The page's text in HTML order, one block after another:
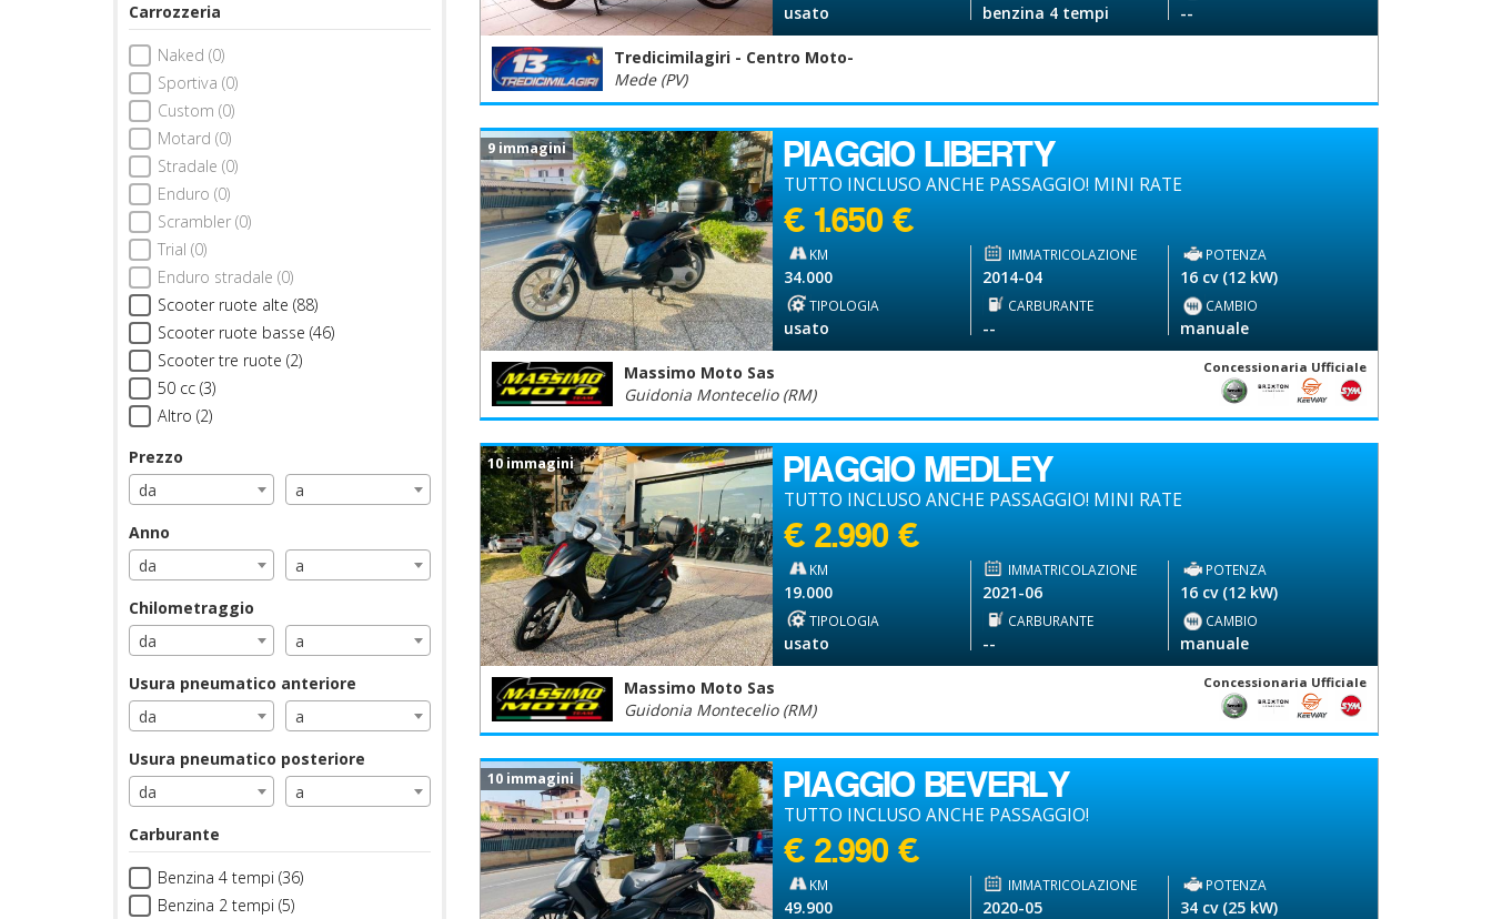
Carrozzeria
Naked (0)
Sportiva (0)
Custom (0)
Motard (0)
Stradale (0)
Enduro (0)
Scrambler (0)
Trial (0)
Enduro stradale (0)
Scooter ruote alte (88)
Scooter ruote basse (46)
Scooter tre ruote (2)
50 cc (3)
Altro (2)
Prezzo
da
a
Anno
da
a
Chilometraggio
da
a
Usura pneumatico anteriore
da
a
Usura pneumatico posteriore
da
a
Carburante
Benzina 4 tempi (36)
Benzina 2 tempi (5)
usato benzina 4 tempi --
Tredicimilagiri - Centro Moto-
Mede (PV)
9 immagini PIAGGIO LIBERTY
TUTTO INCLUSO ANCHE PASSAGGIO! MINI RATE
€ 1.650 €
KM
34.000
IMMATRICOLAZIONE
2014-04
POTENZA
16 cv (12 kW)
TIPOLOGIA
usato
CARBURANTE
--
CAMBIO
manuale
Massimo Moto Sas
Guidonia Montecelio (RM)
Concessionaria Ufficiale
10 immagini PIAGGIO MEDLEY
TUTTO INCLUSO ANCHE PASSAGGIO! MINI RATE
€ 2.990 €
KM
19.000
IMMATRICOLAZIONE
2021-06
POTENZA
16 cv (12 kW)
TIPOLOGIA
usato
CARBURANTE
--
CAMBIO
manuale
Massimo Moto Sas
Guidonia Montecelio (RM)
Concessionaria Ufficiale
10 immagini PIAGGIO BEVERLY
TUTTO INCLUSO ANCHE PASSAGGIO!
€ 2.990 €
KM
49.900
IMMATRICOLAZIONE
2020-05
POTENZA
34 cv (25 kW)